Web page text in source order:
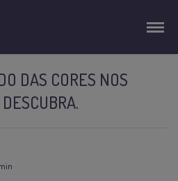
DAS CORES NOS